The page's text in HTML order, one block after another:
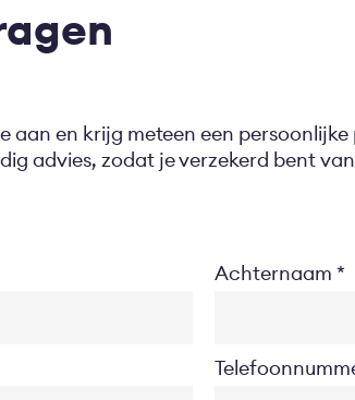
en krijg meteen een
advies, zodat je verzekerd bent
Achternaam